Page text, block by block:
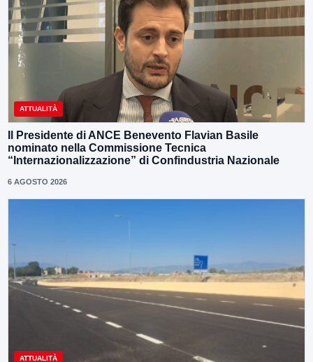
ATTUALITÀ
Il Presidente di ANCE Benevento Flavian Basile
nominato nella Commissione Tecnica
“Internazionalizzazione” di Confindustria Nazionale
6 AGOSTO 2026
ATTUALITÀ